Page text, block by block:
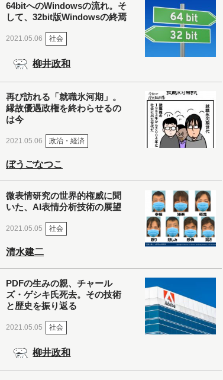
64bitへのWindowsの流れ。そ
して、32bit版Windowsの終焉
2021.05.06 社会
柳井政和
再び訪れる「就職氷河期」。
縁故優遇政権を終わらせるの
は今
2021.05.06 政治・経済
ぼうごなつこ
微表情研究の世界的権威に聞
いた、AI表情分析技術の展望
2021.05.05 社会
清水建二
PDFの生みの親、チャール
ズ・ゲシキ氏死去。その技術
と歴史を振り返る
2021.05.05 社会
柳井政和